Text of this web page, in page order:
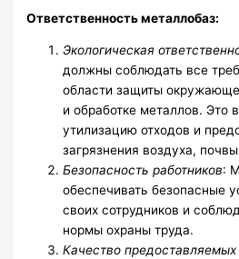
Ответственность металлобаз:
Экологическая
должны соблюдать все
области защиты
и обработке металлов. Это
утилизацию отходов и
загрязнения воздуха,
Безопасность работников:
обеспечивать безопасные
своих сотрудников и
нормы охраны труда.
Качество предоставляемых